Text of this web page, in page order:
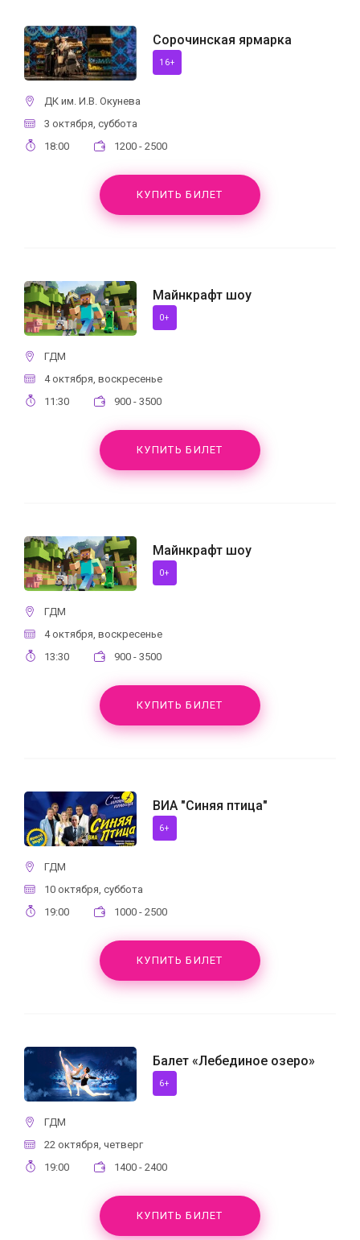
Сорочинская ярмарка
16+
ДК им. И.В. Окунева
3 октября, суббота
18:00
1200 - 2500
КУПИТЬ БИЛЕТ
Майнкрафт шоу
0+
ГДМ
4 октября, воскресенье
11:30
900 - 3500
КУПИТЬ БИЛЕТ
Майнкрафт шоу
0+
ГДМ
4 октября, воскресенье
13:30
900 - 3500
КУПИТЬ БИЛЕТ
ВИА "Синяя птица"
6+
ГДМ
10 октября, суббота
19:00
1000 - 2500
КУПИТЬ БИЛЕТ
Балет «Лебединое озеро»
6+
ГДМ
22 октября, четверг
19:00
1400 - 2400
КУПИТЬ БИЛЕТ